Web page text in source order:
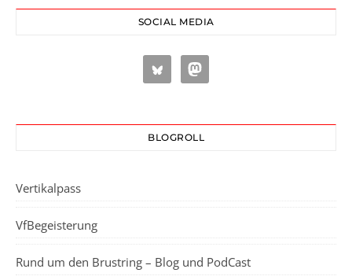
SOCIAL MEDIA
BLOGROLL
Vertikalpass
VfBegeisterung
Rund um den Brustring – Blog und PodCast